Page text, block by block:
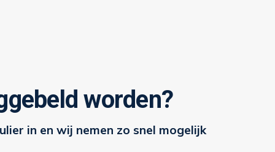
worden?
in en wij nemen zo snel mogelijk